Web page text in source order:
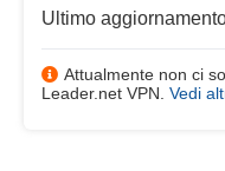
Ultimo
Attualmente non ci
Leader.net VPN. Vedi